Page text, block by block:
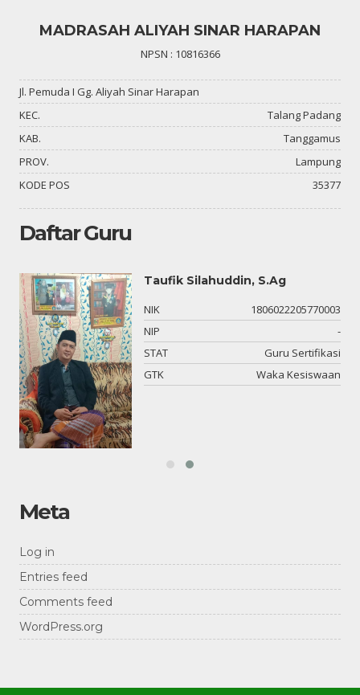
MADRASAH ALIYAH SINAR HARAPAN
NPSN : 10816366
Jl. Pemuda I Gg. Aliyah Sinar Harapan
KEC.
Talang Padang
KAB.
Tanggamus
PROV.
Lampung
KODE POS
35377
Daftar Guru
Taufik Silahuddin, S.Ag
NIK
1806022205770003
NIP
-
STAT
Guru Sertifikasi
GTK
Waka Kesiswaan
Meta
Log in
Entries feed
Comments feed
WordPress.org